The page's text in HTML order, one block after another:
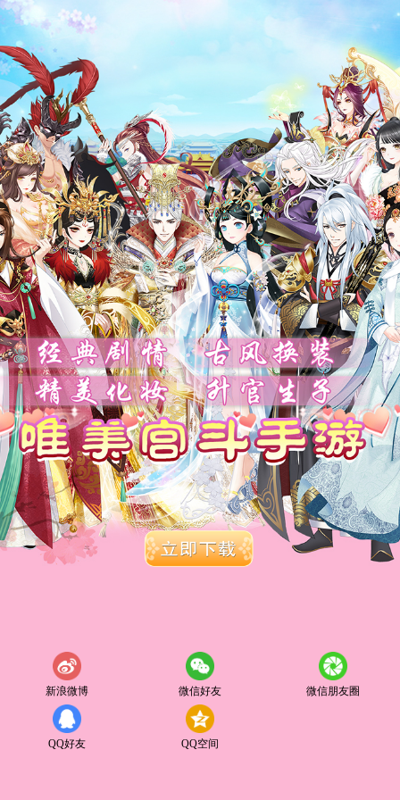
新浪微博 微信好友 微信朋友圈
QQ好友 QQ空间